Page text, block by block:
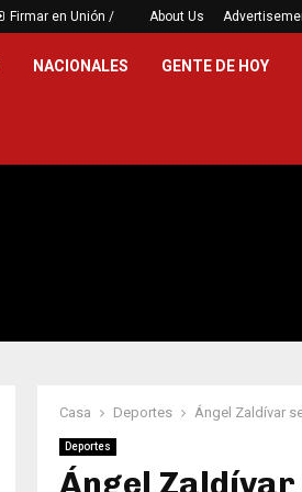
Firmar en Unión / About Us
Gobierno del Estado y
NACIONALES GENTE DE HOY
Casa Deportes Ángel Zaldívar
Deportes